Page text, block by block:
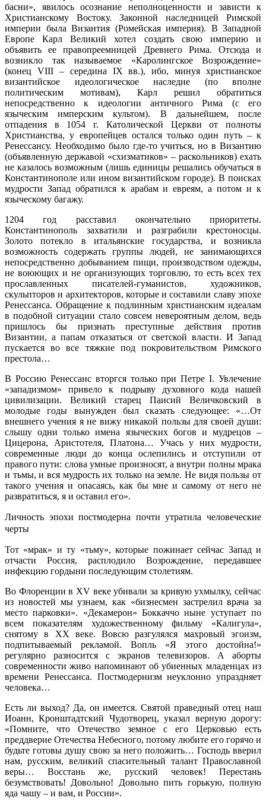
басни», явилось осознание неполноценности и зависти к
Христианскому Востоку. Законной наследницей Римской
империи была Византия (Ромейская империя). В Западной
Европе Карл Великий хотел создать свою империю и
объявить ее правопреемницей Древнего Рима. Отсюда и
возникло так называемое «Каролингское Возрождение»
(конец VIII – середина IX вв.), ибо, минуя христианское
византийское идеологическое наследие (по вполне
политическим мотивам), Карл решил обратиться
непосредственно к идеологии античного Рима (с его
языческим имперским культом). В дальнейшем, после
отпадения в 1054 г. Католической Церкви от полноты
Христианства, у европейцев остался только один путь – к
Ренессансу. Необходимо было где-то учиться, но в Византию
(объявленную державой «схизматиков» – раскольников) ехать
не казалось возможным (лишь единицы решались обучаться в
Константинополе или ином византийском городе). В поисках
мудрости Запад обратился к арабам и евреям, а потом и к
языческому багажу.
1204 год расставил окончательно приоритеты.
Константинополь захватили и разграбили крестоносцы.
Золото потекло в итальянские государства, и возникла
возможность содержать группы людей, не занимающихся
непосредственно добыванием пищи, производством одежды,
не воюющих и не организующих торговлю, то есть всех тех
прославленных писателей-гуманистов, художников,
скульпторов и архитекторов, которые и составили славу эпохе
Ренессанса. Обращение к подлинным христианским идеалам
в подобной ситуации стало совсем невероятным делом, ведь
пришлось бы признать преступные действия против
Византии, а папам отказаться от светской власти. И Запад
пускается во все тяжкие под покровительством Римского
престола…
В Россию Ренессанс вторгся только при Петре I. Увлечение
«западизмом» привело к подрыву духовного кода нашей
цивилизации. Великий старец Паисий Величковский в
молодые годы вынужден был сказать следующее: «…От
внешнего учения я не вижу никакой пользы для своей души:
слышу одни только имена языческих богов и мудрецов –
Цицерона, Аристотеля, Платона… Учась у них мудрости,
современные люди до конца ослепились и отступили от
правого пути: слова умные произносят, а внутри полны мрака
и тьмы, и вся мудрость их только на земле. Не видя пользы от
такого учения и опасаясь, как бы мне и самому от него не
развратиться, я и оставил его».
Личность эпохи постмодерна почти утратила человеческие
черты
Тот «мрак» и ту «тьму», которые пожинает сейчас Запад и
отчасти Россия, расплодило Возрождение, передавшее
инфекцию гордыни последующим столетиям.
Во Флоренции в XV веке убивали за кривую ухмылку, сейчас
из новостей мы узнаем, как «бизнесмен застрелил врача за
место парковки». «Декамерон» Боккаччо ныне уступает по
всем показателям художественному фильму «Калигула»,
снятому в XX веке. Вовсю разгулялся махровый эгоизм,
подпитываемый рекламой. Вопль «Я этого достойна!»
регулярно разносится с экранов телевизоров. А аборты
современности живо напоминают об убиенных младенцах из
времени Ренессанса. Постмодернизм неуклонно упраздняет
человека…
Есть ли выход? Да, он имеется. Святой праведный отец наш
Иоанн, Кронштадтский Чудотворец, указал верную дорогу:
«Помните, что Отечество земное с его Церковью есть
преддверие Отечества Небесного, потому любите его горячо и
будьте готовы душу свою за него положить… Господь вверил
нам, русским, великий спасительный талант Православной
веры… Восстань же, русский человек! Перестань
безумствовать! Довольно! Довольно пить горькую, полную
яда чашу – и вам, и России».